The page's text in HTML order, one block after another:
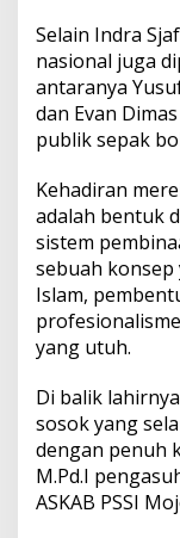
Selain Indra
nasional juga
antaranya
dan Evan
publik sepak
Kehadiran
adalah bentuk
sistem
sebuah konsep
Islam,
yang utuh.
Di balik
sosok yang
dengan penuh
M.Pd.I
ASKAB PSSI